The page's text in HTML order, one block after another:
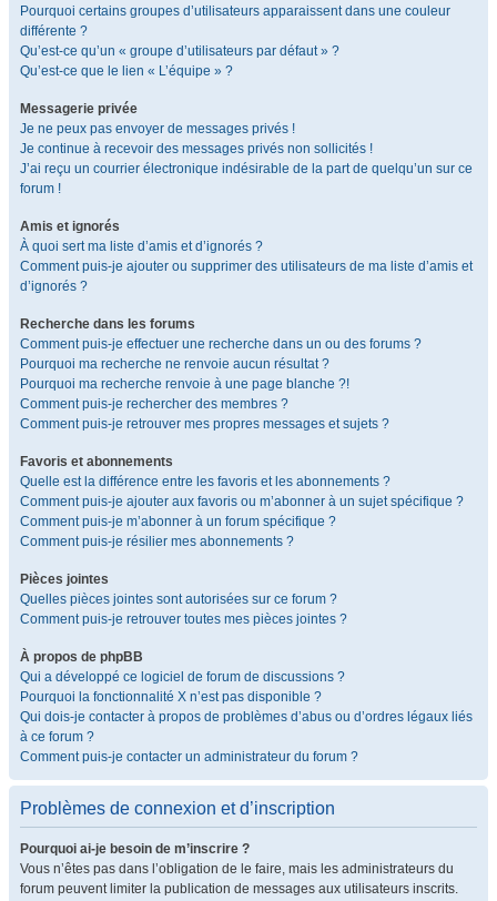
Pourquoi certains groupes d’utilisateurs apparaissent dans une couleur
différente ?
Qu’est-ce qu’un « groupe d’utilisateurs par défaut » ?
Qu’est-ce que le lien « L’équipe » ?
Messagerie privée
Je ne peux pas envoyer de messages privés !
Je continue à recevoir des messages privés non sollicités !
J’ai reçu un courrier électronique indésirable de la part de quelqu’un sur ce
forum !
Amis et ignorés
À quoi sert ma liste d’amis et d’ignorés ?
Comment puis-je ajouter ou supprimer des utilisateurs de ma liste d’amis et
d’ignorés ?
Recherche dans les forums
Comment puis-je effectuer une recherche dans un ou des forums ?
Pourquoi ma recherche ne renvoie aucun résultat ?
Pourquoi ma recherche renvoie à une page blanche ?!
Comment puis-je rechercher des membres ?
Comment puis-je retrouver mes propres messages et sujets ?
Favoris et abonnements
Quelle est la différence entre les favoris et les abonnements ?
Comment puis-je ajouter aux favoris ou m’abonner à un sujet spécifique ?
Comment puis-je m’abonner à un forum spécifique ?
Comment puis-je résilier mes abonnements ?
Pièces jointes
Quelles pièces jointes sont autorisées sur ce forum ?
Comment puis-je retrouver toutes mes pièces jointes ?
À propos de phpBB
Qui a développé ce logiciel de forum de discussions ?
Pourquoi la fonctionnalité X n’est pas disponible ?
Qui dois-je contacter à propos de problèmes d’abus ou d’ordres légaux liés
à ce forum ?
Comment puis-je contacter un administrateur du forum ?
Problèmes de connexion et d’inscription
Pourquoi ai-je besoin de m’inscrire ?
Vous n’êtes pas dans l’obligation de le faire, mais les administrateurs du
forum peuvent limiter la publication de messages aux utilisateurs inscrits.